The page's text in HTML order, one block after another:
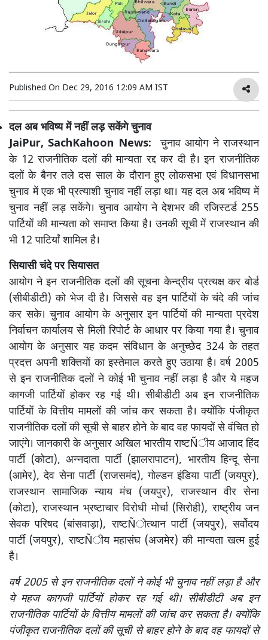
Published On Dec 29, 2016 12:09 AM IST
दल अब भविष्य में नहीं लड़ सकेंगे चुनाव
JaiPur, SachKahoon News: चुनाव आयोग ने राजस्थान
के 12 राजनीतिक दलों की मान्यता रद्द कर दी है। इन राजनीतिक
दलों के बैनर तले दस साल के दौरान हुए लोकसभा एवं विधानसभा
चुनाव में एक भी प्रत्याशी चुनाव नहीं लड़ा था। यह दल अब भविष्य में
चुनाव नहीं लड़ सकेंगे। चुनाव आयोग ने देशभर की रजिस्टर्ड 255
पार्टियों की मान्यता को समाप्त किया है। उनकी सूची में राजस्थान की
भी 12 पाटिर्यां शामिल है।
सियासी चंदे पर सियासत
आयोग ने इन राजनीतिक दलों की सूचना केन्द्रीय प्रत्यक्ष कर बोर्ड
(सीबीडीटी) को भेज दी है। जिससे वह इन पार्टियों के चंदे की जांच
कर सके। चुनाव आयोग के अनुसार इन पार्टियों की मान्यता प्रदेश
निर्वाचन कार्यालय से मिली रिपोर्ट के आधार पर किया गया है। चुनाव
आयोग के अनुसार यह कदम संविधान के अनुच्छेद 324 के तहत
प्रदत्त अपनी शक्तियों का इस्तेमाल करते हुए उठाया है। वर्ष 2005
से इन राजनीतिक दलों ने कोई भी चुनाव नहीं लड़ा है और ये महज
कागजी पार्टियों होकर रह गई थी। सीबीडीटी अब इन राजनीतिक
पार्टियों के वित्तीय मामलों की जांच कर सकता है। क्योंकि पंजीकृत
राजनीतिक दलों की सूची से बाहर होने के बाद वह फायदों से वंचित हो
जाएंगे। जानकारी के अनुसार अखिल भारतीय राष्टÑीय आजाद हिंद
पार्टी (कोटा), अन्नदाता पार्टी (झालरापाटन), भारतीय हिन्दू सेना
(आमेर), देव सेना पार्टी (राजसमंद), गोल्डन इंडिया पार्टी (जयपुर),
राजस्थान सामाजिक न्याय मंच (जयपुर), राजस्थान वीर सेना
(कोटा), राजस्थान भ्रष्टाचार विरोधी मोर्चा (सिरोही), राष्ट्रीय जन
सेवक परिषद (बांसवाड़ा), राष्टÑोत्थान पार्टी (जयपुर), सर्वोदय
पार्टी (जयपुर), राष्टÑीय महासंघ (अजमेर) की मान्यता खत्म हुई
है।
वर्ष 2005 से इन राजनीतिक दलों ने कोई भी चुनाव नहीं लड़ा है और
ये महज कागजी पार्टियों होकर रह गई थी। सीबीडीटी अब इन
राजनीतिक पार्टियों के वित्तीय मामलों की जांच कर सकता है। क्योंकि
पंजीकृत राजनीतिक दलों की सूची से बाहर होने के बाद वह फायदों से